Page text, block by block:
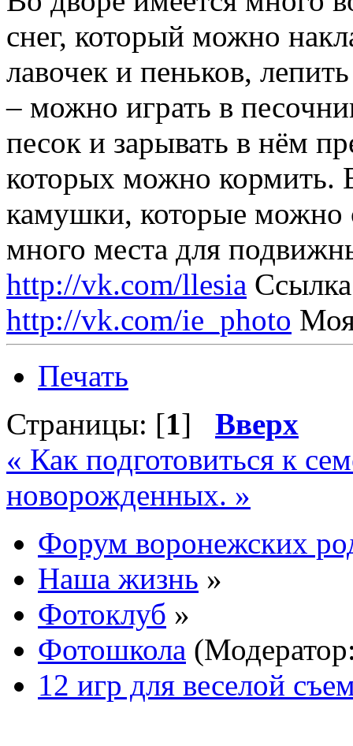
снег, который можно
лавочек и пеньков,
– можно играть в
песок и зарывать в нём
которых можно кормить.
камушки, которые можно
много места для
http://vk.com/llesia
http://vk.com/ie_photo Моя
Печать
Страницы: [1] Вверх
« Как подготовиться к
новорожденных. »
Форум воронежских
Наша жизнь »
Фотоклуб »
Фотошкола
12 игр для веселой